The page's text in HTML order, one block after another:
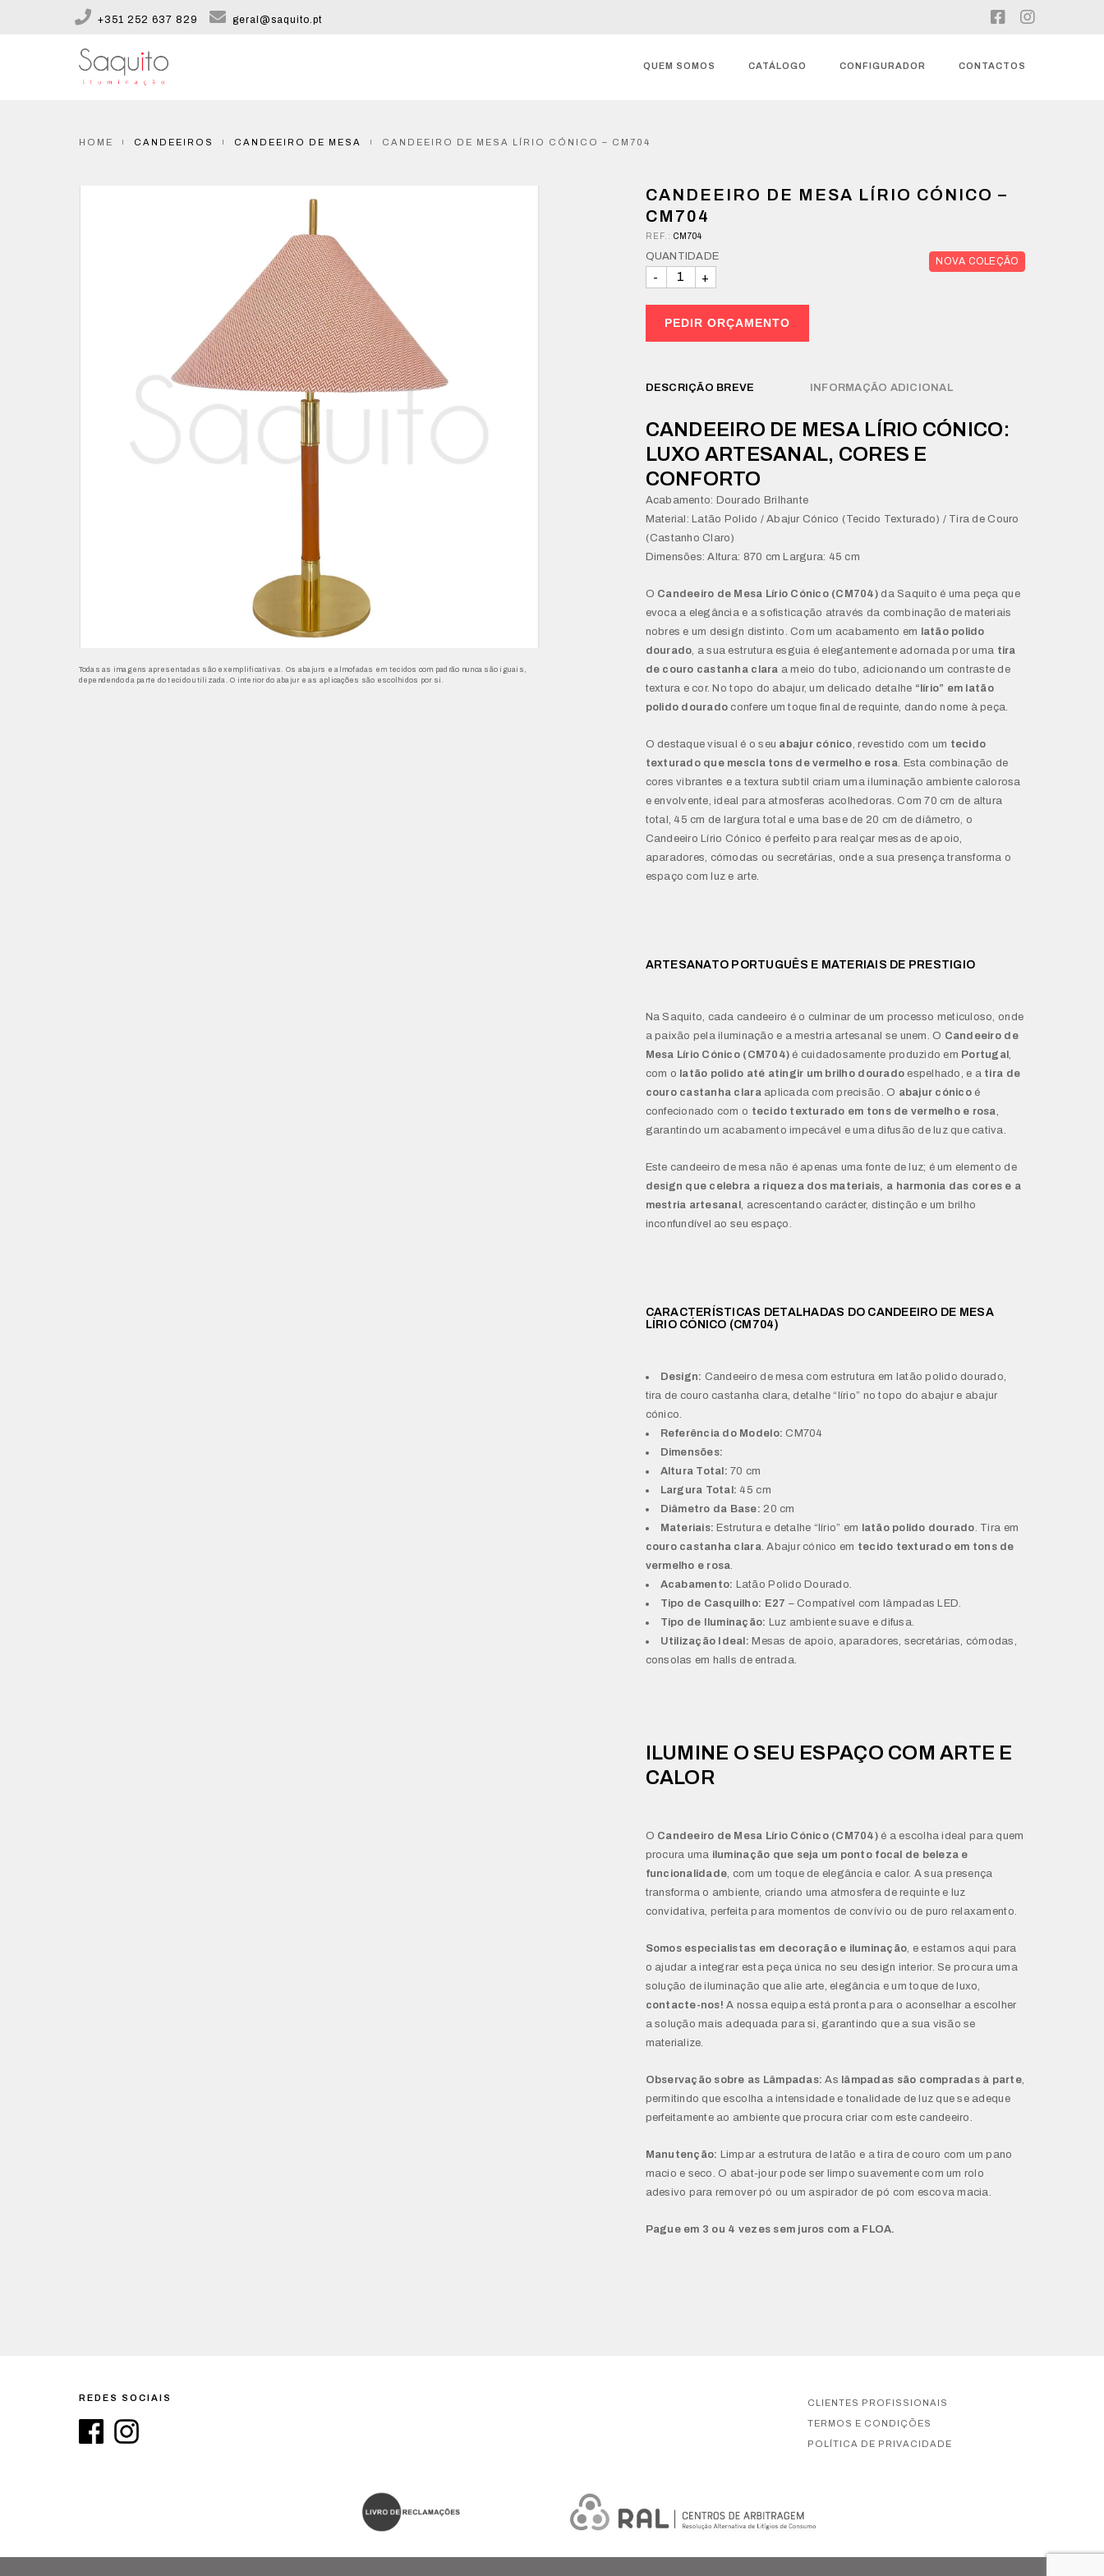
+351 252 637 829 geral@saquito.pt
QUEM SOMOS CATÁLOGO CONFIGURADOR CONTACTOS
HOME CANDEEIROS CANDEEIRO DE MESA CANDEEIRO DE MESA LÍRIO CÓNICO – CM704
Todas as imagens apresentadas são exemplificativas. Os abajurs e almofadas em tecidos com padrão nunca são iguais,
dependendo da parte do tecido utilizada. O interior do abajur e as aplicações são escolhidos por si.
CANDEEIRO DE MESA LÍRIO CÓNICO –
CM704
REF.: CM704
NOVA COLEÇÃO
QUANTIDADE
PEDIR ORÇAMENTO
DESCRIÇÃO BREVE INFORMAÇÃO ADICIONAL
CANDEEIRO DE MESA LÍRIO CÓNICO:
LUXO ARTESANAL, CORES E
CONFORTO
Acabamento: Dourado Brilhante
Material: Latão Polido / Abajur Cónico (Tecido Texturado) / Tira de Couro
(Castanho Claro)
Dimensões: Altura: 870 cm Largura: 45 cm
O Candeeiro de Mesa Lírio Cónico (CM704) da Saquito é uma peça que
evoca a elegância e a sofisticação através da combinação de materiais
nobres e um design distinto. Com um acabamento em
latão polido
dourado, a sua estrutura esguia é elegantemente adornada por uma tira
de couro castanha clara a meio do tubo, adicionando um contraste de
textura e cor. No topo do abajur, um delicado detalhe “lírio” em latão
polido dourado confere um toque final de requinte, dando nome à peça.
O destaque visual é o seu abajur cónico, revestido com um tecido
texturado que mescla tons de vermelho e rosa. Esta combinação de
cores vibrantes e a textura subtil criam uma iluminação ambiente calorosa
e envolvente, ideal para atmosferas acolhedoras. Com 70 cm de altura
total, 45 cm de largura total e uma base de 20 cm de diâmetro, o
Candeeiro Lírio Cónico é perfeito para realçar mesas de apoio,
aparadores, cómodas ou secretárias, onde a sua presença transforma o
espaço com luz e arte.
ARTESANATO PORTUGUÊS E MATERIAIS DE PRESTIGIO
Na Saquito, cada candeeiro é o culminar de um processo meticuloso, onde
a paixão pela iluminação e a mestria artesanal se unem. O Candeeiro de
Mesa Lírio Cónico (CM704) é cuidadosamente produzido em Portugal,
com o latão polido até atingir um brilho dourado espelhado, e a tira de
couro castanha claraaplicada com precisão. O abajur cónicoé
confecionado com o tecido texturado em tons de vermelho e rosa,
garantindo um acabamento impecável e uma difusão de luz que cativa.
Este candeeiro de mesa não é apenas uma fonte de luz; é um elemento de
design que celebra a riqueza dos materiais, a harmonia das cores e a
mestria artesanal , acrescentando carácter, distinção e um brilho
inconfundível ao seu espaço.
CARACTERÍSTICAS DETALHADAS DO CANDEEIRO DE MESA
LÍRIO CÓNICO (CM704)
Design: Candeeiro de mesa com estrutura em latão polido dourado,
tira de couro castanha clara, detalhe “lírio” no topo do abajur e abajur
cónico.
Referência do Modelo: CM704
Dimensões:
Altura Total: 70 cm
Largura Total: 45 cm
Diâmetro da Base: 20 cm
Materiais: Estrutura e detalhe “lírio” em latão polido dourado. Tira em
couro castanha clara. Abajur cónico em tecido texturado em tons de
vermelho e rosa.
Acabamento: Latão Polido Dourado.
Tipo de Casquilho: E27 – Compatível com lâmpadas LED.
Tipo de Iluminação: Luz ambiente suave e difusa.
Utilização Ideal: Mesas de apoio, aparadores, secretárias, cómodas,
consolas em halls de entrada.
ILUMINE O SEU ESPAÇO COM ARTE E
CALOR
O Candeeiro de Mesa Lírio Cónico (CM704) é a escolha ideal para quem
procura uma iluminação que seja um ponto focal de beleza e
funcionalidade, com um toque de elegância e calor. A sua presença
transforma o ambiente, criando uma atmosfera de requinte e luz
convidativa, perfeita para momentos de convívio ou de puro relaxamento.
Somos especialistas em decoração e iluminação, e estamos aqui para
o ajudar a integrar esta peça única no seu design interior. Se procura uma
solução de iluminação que alie arte, elegância e um toque de luxo,
contacte-nos! A nossa equipa está pronta para o aconselhar a escolher
a solução mais adequada para si, garantindo que a sua visão se
materialize.
Observação sobre as Lâmpadas: As lâmpadas são compradas à parte,
permitindo que escolha a intensidade e tonalidade de luz que se adeque
perfeitamente ao ambiente que procura criar com este candeeiro.
Manutenção: Limpar a estrutura de latão e a tira de couro com um pano
macio e seco. O abat-jour pode ser limpo suavemente com um rolo
adesivo para remover pó ou um aspirador de pó com escova macia.
Pague em 3 ou 4 vezes sem juros com a FLOA.
REDES SOCIAIS CLIENTES PROFISSIONAIS
TERMOS E CONDIÇÕES
POLÍTICA DE PRIVACIDADE